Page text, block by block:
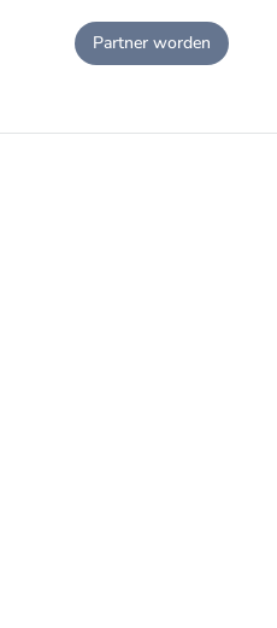
Partner worden